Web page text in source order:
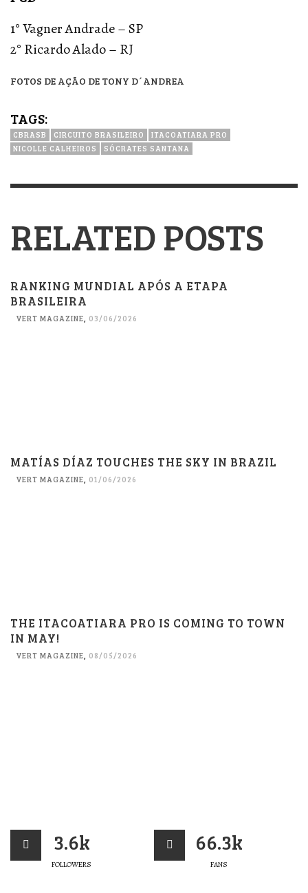
1° Vagner Andrade – SP
2° Ricardo Alado – RJ
FOTOS DE AÇÃO DE TONY D´ANDREA
TAGS:
CBRASB CIRCUITO BRASILEIRO
ITACOATIARA PRO
NICOLLE CALHEIROS
SÓCRATES SANTANA
RELATED POSTS
RANKING MUNDIAL APÓS A ETAPA
BRASILEIRA
VERT MAGAZINE 03/06/2026
MATÍAS DÍAZ TOUCHES THE SKY IN BRAZIL
VERT MAGAZINE, 01/06/2026
THE ITACOATIARA PRO IS COMING TO TOWN
IN MAY!
VERT MAGAZINE, 08/05/2026
3.6k
FOLLOWERS
66.3k
FANS